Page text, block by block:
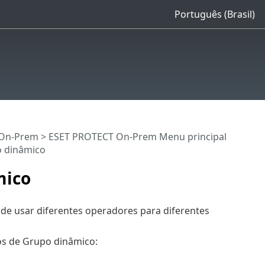
Português (Brasil)
Prem > ESET PROTECT On-Prem Menu principal
dinâmico
usar diferentes operadores para diferentes
de Grupo dinâmico: